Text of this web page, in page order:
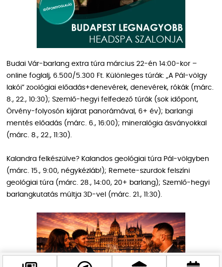
Budai Vár-barlang extra túra március 22-én 14:00-kor –
online foglalj, 6.500/5.300 Ft. Különleges túrák: „A Pál-völgy
lakói” zoológiai előadás+denevérek, denevérek, rókák (márc.
8., 22., 10:30); Szemlő-hegyi felfedező túrák (sok időpont,
Örvény-folyosón kijárat panorámával, 6+ év); barlangi
mentés előadás (márc. 6., 16:00); mineralógia ásványokkal
(márc. 8., 22., 11:30).
Kalandra felkészülve? Kalandos geológiai túra Pál-völgyben
(márc. 15., 9:00, négykézláb!); Remete-szurdok felszíni
geológiai túra (márc. 28., 14:00, 20+ barlang); Szemlő-hegyi
barlangkutatás múltja 3D-vel (márc. 21., 11:30).